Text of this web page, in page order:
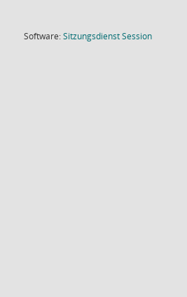
Software:SitzungsdienstSession(Wird in